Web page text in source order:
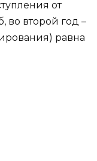
от
во второй год –
равна